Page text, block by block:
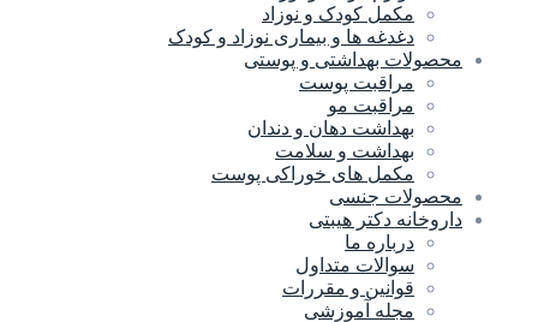
مکمل کودک و نوزاد
دغدغه ها و بیماری نوزاد و کودک
محصولات بهداشتی و پوستی
مراقبت پوست
مراقبت مو
بهداشت دهان و دندان
بهداشت و سلامت
مکمل های خوراکی پوست
محصولات جنسی
داروخانه دکتر هیبتی
درباره ما
سوالات متداول
قوانین و مقررات
مجله آموزشی